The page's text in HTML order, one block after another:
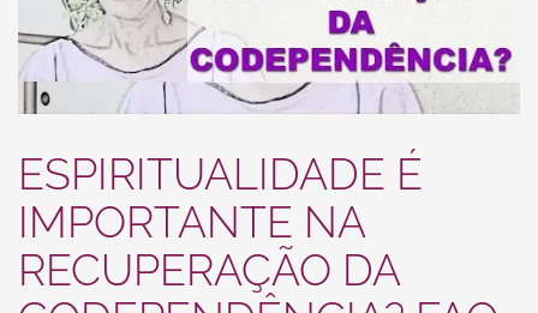
ESPIRITUALIDADE É
IMPORTANTE NA
RECUPERAÇÃO DA